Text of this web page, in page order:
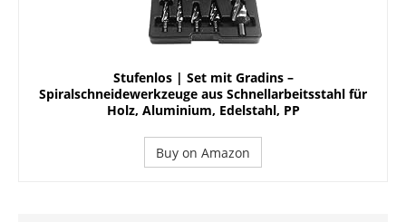
Stufenlos | Set mit Gradins –
Spiralschneidewerkzeuge aus Schnellarbeitsstahl für
Holz, Aluminium, Edelstahl, PP
Buy on Amazon